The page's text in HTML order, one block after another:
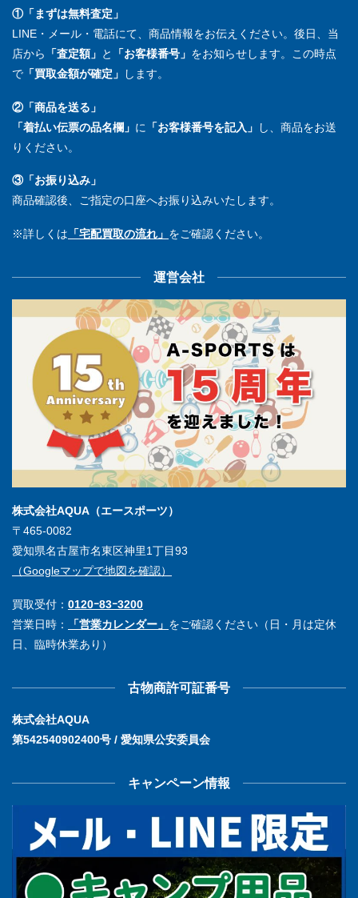
①「まずは無料査定」
LINE・メール・電話にて、商品情報をお伝えください。後日、当
店から
「査定額」 と 「お客様番号」 をお知らせします。この時点
で 「買取金額が確定」 します。
②「商品を送る」
「着払い伝票の品名欄」 に 「お客様番号を記入」
し、商品をお送
りください。
③「お振り込み」
商品確認後、ご指定の口座へお振り込みいたします。
※詳しくは 「宅配買取の流れ」 をご確認ください。
運営会社
株式会社AQUA（エースポーツ）
〒465-0082
愛知県名古屋市名東区神里1丁目93
（Googleマップで地図を確認）
買取受付： 0120ｰ83ｰ3200
営業日時：
「営業カレンダー」 をご確認ください（日・月は定休
日、臨時休業あり）
古物商許可証番号
株式会社AQUA
第542540902400号 / 愛知県公安委員会
キャンペーン情報